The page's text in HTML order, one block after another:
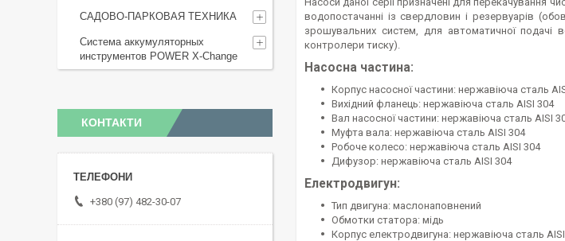
водопостачанні iз свердловин і резервуарів
зрошувальних систем, для автоматичної подачі
контролери тиску).
Насосна частина:
Корпус насосної частини: нержавіюча сталь
Вихідний фланець: нержавіюча сталь AISI 304
Вал насосної частини: нержавіюча сталь AISI
Муфта вала: нержавіюча сталь AISI 304
Робоче колесо: нержавіюча сталь AISI 304
Дифузор: нержавіюча сталь AISI 304
Електродвигун:
Тип двигуна: маслонаповнений
Обмотки статора: мідь
Корпус електродвигуна: нержавіюча сталь
САДОВО-ПАРКОВАЯ ТЕХНИКА
Система аккумуляторных
инструментов POWER X-Change
КОНТАКТИ
+380 (97) 482-30-07